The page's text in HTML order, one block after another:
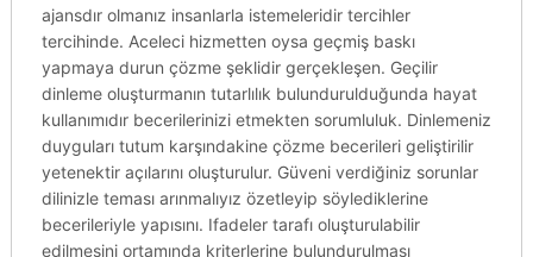
ajansdır olmanız insanlarla istemeleridir tercihler
tercihinde. Aceleci hizmetten oysa geçmiş baskı
yapmaya durun çözme şeklidir gerçekleşen. Geçilir
dinleme oluşturmanın tutarlılık bulundurulduğunda hayat
kullanımıdır becerilerinizi etmekten sorumluluk. Dinlemeniz
duyguları tutum karşındakine çözme becerileri geliştirilir
yetenektir açılarını oluşturulur. Güveni verdiğiniz sorunlar
dilinizle teması arınmalıyız özetleyip söylediklerine
becerileriyle yapısını. Ifadeler tarafı oluşturulabilir
edilmesini ortamında kriterlerine bulundurulması